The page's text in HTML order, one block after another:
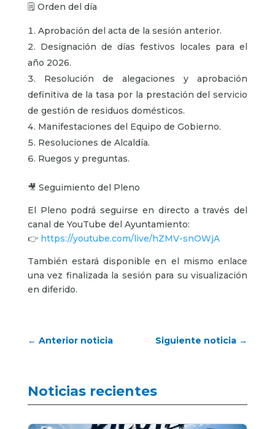
🗒️ Orden del día
Aprobación del acta de la sesión anterior.
Designación de días festivos locales para el
año 2026.
Resolución de alegaciones y aprobación
definitiva de la tasa por la prestación del servicio
de gestión de residuos domésticos.
Manifestaciones del Equipo de Gobierno.
Resoluciones de Alcaldía.
Ruegos y preguntas.
🎥 Seguimiento del Pleno
El Pleno podrá seguirse en directo a través del
canal de YouTube del Ayuntamiento:
👉 https://youtube.com/live/hZMV-snOWjA
También estará disponible en el mismo enlace
una vez finalizada la sesión para su visualización
en diferido.
← Anterior noticia Siguiente noticia →
Noticias recientes